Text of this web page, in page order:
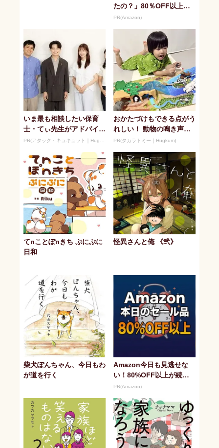
たの？」80％OFF以上が
続々登場！Amazonの本気
PR(Amazon)
いま最も相談したい保育
士・てぃ先生がアドバイ
ス！ 子どもの“おてつだ
おかたづけもできる点がう
れしい！ 動物の鳴き声や
セリフが盛りだくさんの
PR(タカラトミー｜Hugkum)
てnことぽnきち ぷにぷに
日和
怪異さんと俺 《弐》
柴犬ぽんちゃん、今日もわ
が道を行く
Amazon今日も見逃せな
い！80%OFF以上が続々
登場
PR(Amazon)